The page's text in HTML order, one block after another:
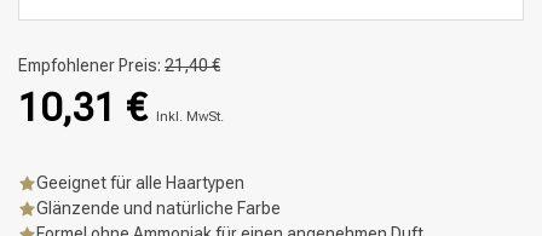
Empfohlener Preis: 21,40 €
10,31 € Inkl. MwSt.
Geeignet für alle Haartypen
Glänzende und natürliche Farbe